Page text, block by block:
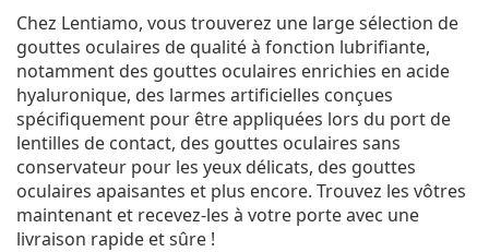
Chez Lentiamo, vous trouverez une large sélection de
gouttes oculaires de qualité à fonction lubrifiante,
notamment des gouttes oculaires enrichies en acide
hyaluronique, des larmes artificielles conçues
spécifiquement pour être appliquées lors du port de
lentilles de contact, des gouttes oculaires sans
conservateur pour les yeux délicats, des gouttes
oculaires apaisantes et plus encore. Trouvez les vôtres
maintenant et recevez-les à votre porte avec une
livraison rapide et sûre !